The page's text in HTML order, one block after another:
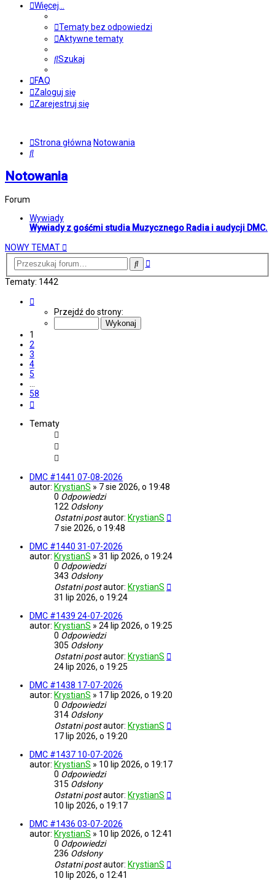
Więcej…
Tematy bez odpowiedzi
Aktywne tematy
Szukaj
FAQ
Zaloguj się
Zarejestruj się
Strona główna Notowania
Szukaj
Notowania
Forum
Wywiady
Wywiady z gośćmi studia Muzycznego Radia i audycji DMC.
NOWY TEMAT
SzukajWyszukiwanie
Tematy: 1442
Przejdź do strony:
1
2
3
4
5
…
58
Tematy
DMC #1441 07-08-2026
autor: KrystianS » 7 sie 2026, o 19:48
0 Odpowiedzi
122 Odsłony
Ostatni postautor: KrystianS
7 sie 2026, o 19:48
DMC #1440 31-07-2026
autor: KrystianS » 31 lip 2026, o 19:24
0 Odpowiedzi
343 Odsłony
Ostatni postautor: KrystianS
31 lip 2026, o 19:24
DMC #1439 24-07-2026
autor: KrystianS » 24 lip 2026, o 19:25
0 Odpowiedzi
305 Odsłony
Ostatni postautor: KrystianS
24 lip 2026, o 19:25
DMC #1438 17-07-2026
autor: KrystianS » 17 lip 2026, o 19:20
0 Odpowiedzi
314 Odsłony
Ostatni postautor: KrystianS
17 lip 2026, o 19:20
DMC #1437 10-07-2026
autor: KrystianS » 10 lip 2026, o 19:17
0 Odpowiedzi
315 Odsłony
Ostatni postautor: KrystianS
10 lip 2026, o 19:17
DMC #1436 03-07-2026
autor: KrystianS » 10 lip 2026, o 12:41
0 Odpowiedzi
236 Odsłony
Ostatni postautor: KrystianS
10 lip 2026, o 12:41